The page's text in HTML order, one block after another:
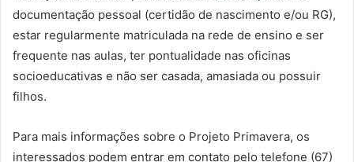
documentação pessoal (certidão de nascimento e/ou RG),
estar regularmente matriculada na rede de ensino e ser
frequente nas aulas, ter pontualidade nas oficinas
socioeducativas e não ser casada, amasiada ou possuir
filhos.
Para mais informações sobre o Projeto Primavera, os
interessados podem entrar em contato pelo telefone (67)